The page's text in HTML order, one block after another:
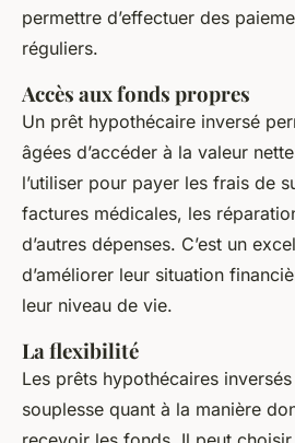
permettre d’effectuer des
réguliers.
Accès aux fonds propres
Un prêt hypothécaire inversé
âgées d’accéder à la valeur
l’utiliser pour payer les frais de
factures médicales, les
d’autres dépenses. C’est un
d’améliorer leur situation
leur niveau de vie.
La flexibilité
Les prêts hypothécaires
souplesse quant à la manière